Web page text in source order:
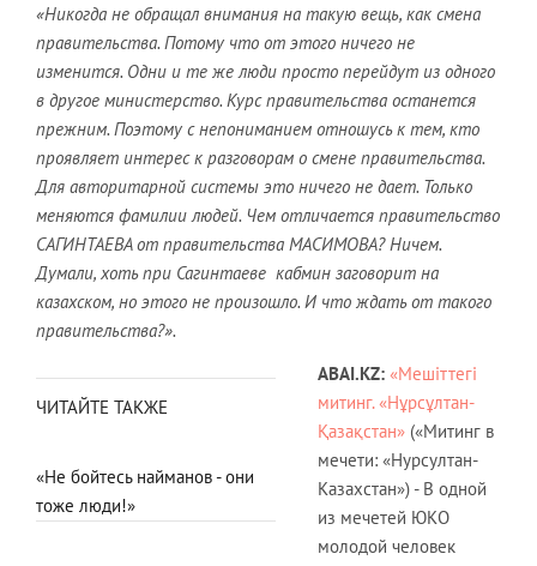
«Никогда не обращал внимания на такую вещь, как смена
правительства. Потому что от этого ничего не
изменится. Одни и те же люди просто перейдут из одного
в другое министерство. Курс правительства останется
прежним. Поэтому с непониманием отношусь к тем, кто
проявляет интерес к разговорам о смене правительства.
Для авторитарной системы это ничего не дает. Только
меняются фамилии людей. Чем отличается правительство
САГИНТАЕВА от правительства МАСИМОВА? Ничем.
Думали, хоть при Сагинтаеве кабмин заговорит на
казахском, но этого не произошло. И что ждать от такого
правительства?».
ЧИТАЙТЕ ТАКЖЕ
«Не бойтесь найманов - они
тоже люди!»
ABAI.KZ: «Мешіттегі
митинг. «Нұрсұлтан-
Қазақстан» («Митинг в
мечети: «Нурсултан-
Казахстан») - В одной
из мечетей ЮКО
молодой человек